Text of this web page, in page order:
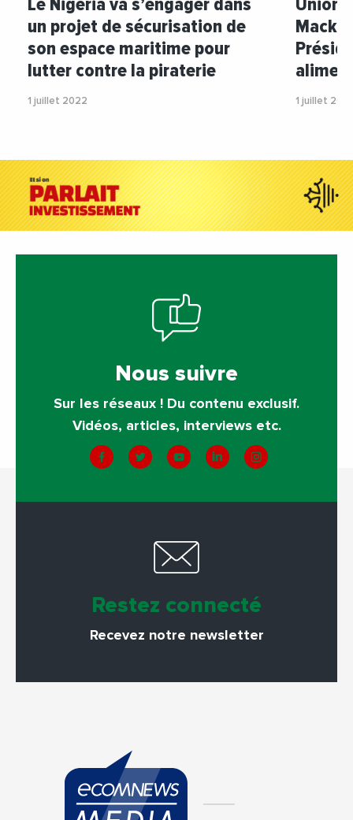
un projet de sécurisation de
son espace maritime pour
lutter contre la piraterie
1 juillet 2022
Macky
1 juillet
Nous suivre
Sur les réseaux ! Du contenu exclusif.
Vidéos, articles, interviews etc.
Restez connecté
Recevez notre newsletter